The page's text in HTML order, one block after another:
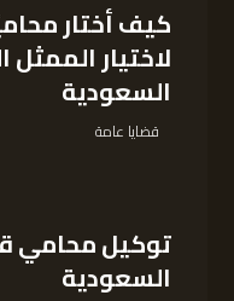
كيف أختار
لاختيار
السعودية
قضايا عامة
توكيل محامي
السعودية